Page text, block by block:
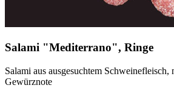
Salami "Mediterrano", Ringe
Salami aus ausgesuchtem Schweinefleisch,
Gewürznote